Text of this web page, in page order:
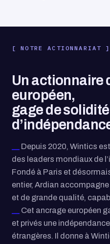
NOTRE ACTIONNARIAT
Un actionnaire
européen,
gage de
Depuis 2020, Wintics
des leaders mondiaux de
Fondé à Paris et
entier, Ardian
et de grande qualité,
Cet ancrage européen
et privés une
étrangères. Il donne à